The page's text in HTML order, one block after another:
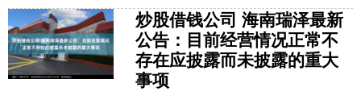
炒股借钱公司 海南瑞泽最新
公告：目前经营情况正常不
存在应披露而未披露的重大
事项